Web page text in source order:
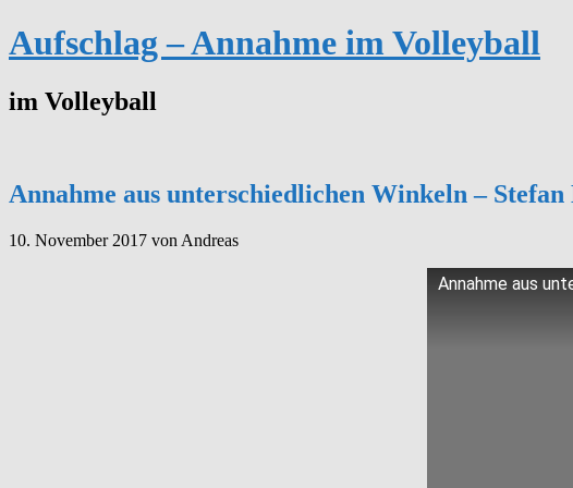
Aufschlag – Annahme im Volleyball
im Volleyball
Annahme aus unterschiedlichen Winkeln –
10. November 2017 von Andreas
Annahme aus